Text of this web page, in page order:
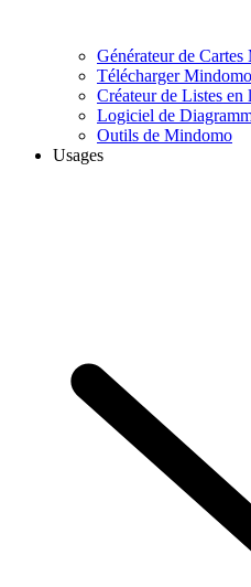
Générateur de Cartes
Télécharger
Créateur de Listes en
Logiciel de
Outils de Mindomo
Usages